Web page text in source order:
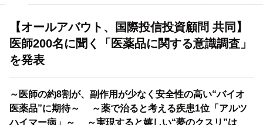
【オールアバウト、国際投信投資顧問 共同】
医師200名に聞く「医薬品に関する意識調査」
を発表
～医師の約8割が、副作用が少なく安全性の高い“バイオ
医薬品”に期待～ ～薬で治ると考える疾患1位「アルツ
ハイマー病」～ ～実現すると嬉しい“夢のクスリ”は